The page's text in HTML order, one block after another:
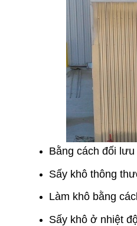
Bằng cách đối lưu
Sấy khô thông
Làm khô bằng
Sấy khô ở nhiệt